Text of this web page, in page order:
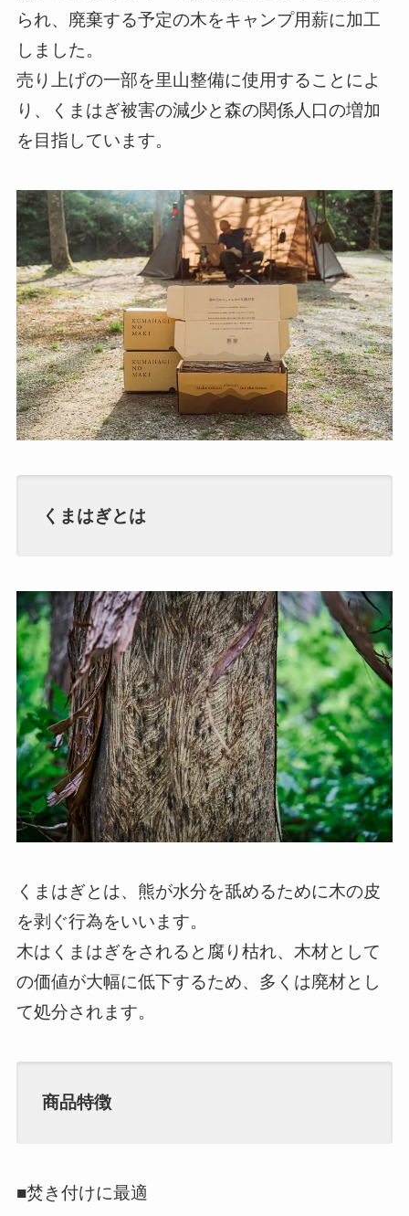
られ、廃棄する予定の木をキャンプ用薪に加工
しました。
売り上げの一部を里山整備に使用することによ
り、くまはぎ被害の減少と森の関係人口の増加
を目指しています。
くまはぎとは
くまはぎとは、熊が水分を舐めるために木の皮
を剥ぐ行為をいいます。
木はくまはぎをされると腐り枯れ、木材として
の価値が大幅に低下するため、多くは廃材とし
て処分されます。
商品特徴
■焚き付けに最適